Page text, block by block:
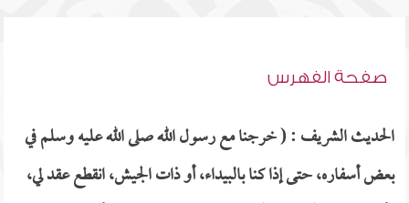
صفحة الفهرس
الحديث الشريف : ( خرجنا مع رسول الله صلى الله عليه وسلم في
بعض أسفاره، حتى إذا كنا بالبيداء، أو ذات الجيش، انقطع عقد لي،